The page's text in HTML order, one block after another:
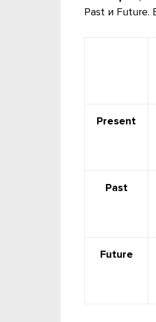
Past и Future.
Present
Past
Future